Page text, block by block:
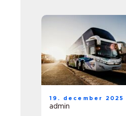
19. december 2025
admin